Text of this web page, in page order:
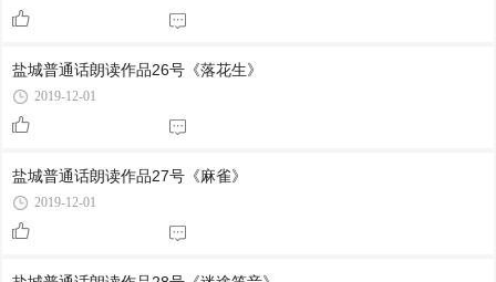
盐城普通话朗读作品26号《落花生》
2019-12-01
盐城普通话朗读作品27号《麻雀》
2019-12-01